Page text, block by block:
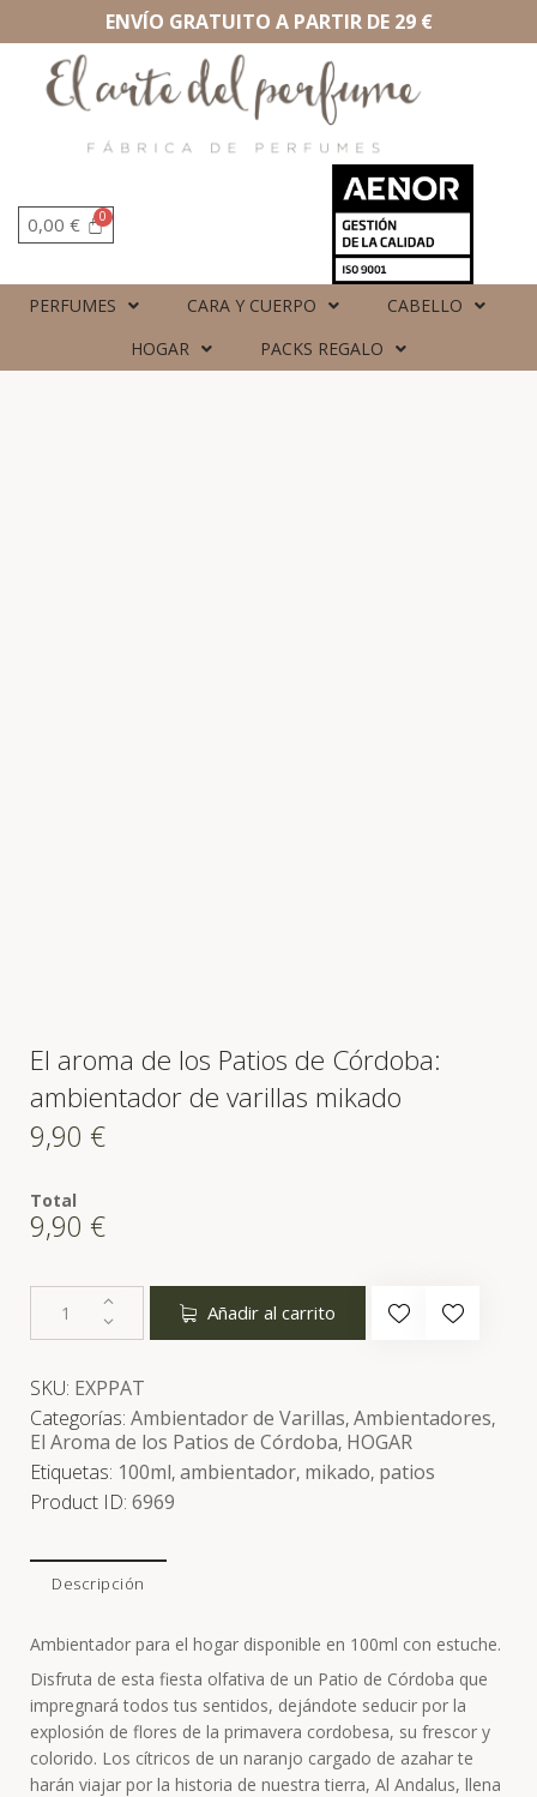
ENVÍO GRATUITO A PARTIR DE 29 €
0,00 €
PERFUMES CARA Y CUERPO
CABELLO
HOGAR
PACKS REGALO
El aroma de los Patios de Córdoba:
ambientador de varillas mikado
9,90 €
Total
9,90 €
Añadir al carrito
SKU: EXPPAT
Categorías: Ambientador de Varillas,Ambientadores,
El Aroma de los Patios de Córdoba, HOGAR
Etiquetas: 100ml,ambientador, mikado, patios
Product ID: 6969
Descripción
Ambientador para el hogar disponible en 100ml con estuche.
Disfruta de esta fiesta olfativa de un Patio de Córdoba que
impregnará todos tus sentidos, dejándote seducir por la
explosión de flores de la primavera cordobesa, su frescor y
colorido. Los cítricos de un naranjo cargado de azahar te
harán viajar por la historia de nuestra tierra, Al Andalus, llena